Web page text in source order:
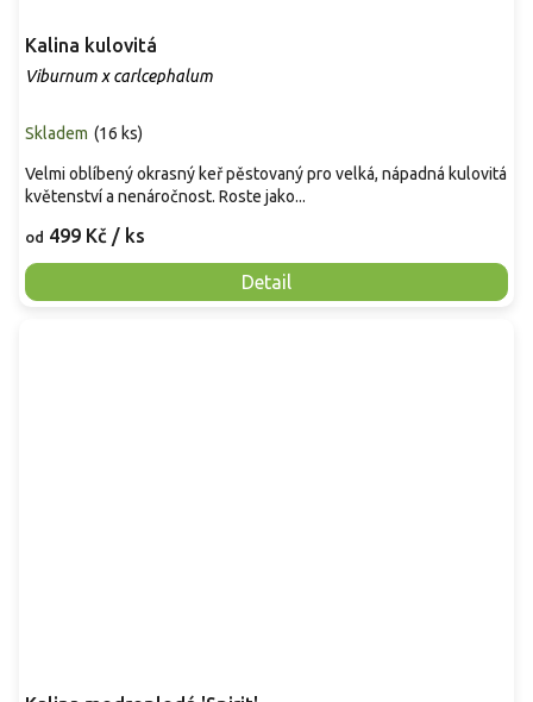
Kalina kulovitá
Viburnum x carlcephalum
Skladem (16 ks)
od 499 Kč / ks
Detail
Velmi oblíbený okrasný keř pěstovaný pro velká, nápadná kulovitá
květenství a nenáročnost. Roste jako...